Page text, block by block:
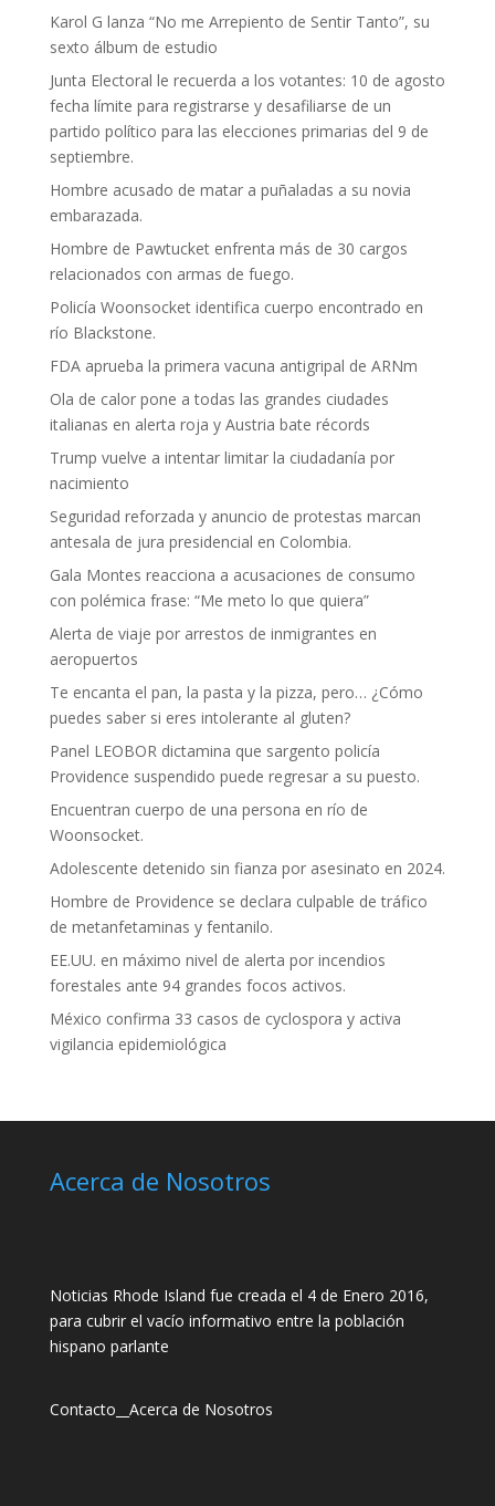
Karol G lanza “No me Arrepiento de Sentir Tanto”, su
sexto álbum de estudio
Junta Electoral le recuerda a los votantes: 10 de agosto
fecha límite para registrarse y desafiliarse de un
partido político para las elecciones primarias del 9 de
septiembre.
Hombre acusado de matar a puñaladas a su novia
embarazada.
Hombre de Pawtucket enfrenta más de 30 cargos
relacionados con armas de fuego.
Policía Woonsocket identifica cuerpo encontrado en
río Blackstone.
FDA aprueba la primera vacuna antigripal de ARNm
Ola de calor pone a todas las grandes ciudades
italianas en alerta roja y Austria bate récords
Trump vuelve a intentar limitar la ciudadanía por
nacimiento
Seguridad reforzada y anuncio de protestas marcan
antesala de jura presidencial en Colombia.
Gala Montes reacciona a acusaciones de consumo
con polémica frase: “Me meto lo que quiera”
Alerta de viaje por arrestos de inmigrantes en
aeropuertos
Te encanta el pan, la pasta y la pizza, pero… ¿Cómo
puedes saber si eres intolerante al gluten?
Panel LEOBOR dictamina que sargento policía
Providence suspendido puede regresar a su puesto.
Encuentran cuerpo de una persona en río de
Woonsocket.
Adolescente detenido sin fianza por asesinato en 2024.
Hombre de Providence se declara culpable de tráfico
de metanfetaminas y fentanilo.
EE.UU. en máximo nivel de alerta por incendios
forestales ante 94 grandes focos activos.
México confirma 33 casos de cyclospora y activa
vigilancia epidemiológica
Acerca de Nosotros
Noticias Rhode Island fue creada el 4 de Enero 2016,
para cubrir el vacío informativo entre la población
hispano parlante
Contacto Acerca de Nosotros